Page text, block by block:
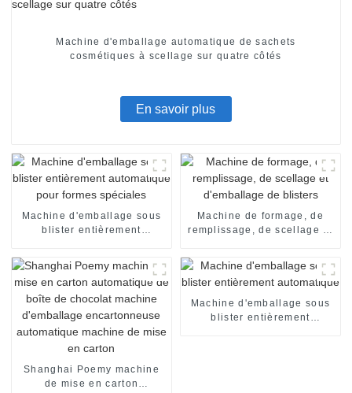
Machine d'emballage automatique de sachets
cosmétiques à scellage sur quatre côtés
En savoir plus
Machine d'emballage sous
blister entièrement
Machine de formage, de
remplissage, de scellage et
Shanghai Poemy machine
de mise en carton
Machine d'emballage sous
blister entièrement